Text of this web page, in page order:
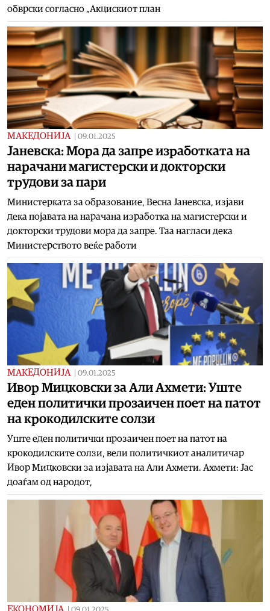
обврски согласно „Акцискиот план
МАКЕДОНИЈА 09.01.2025
Јаневска: Мора да запре изработката на
нарачани магистерски и докторски
трудови за пари
Министерката за образование, Весна Јаневска, изјави
дека појавата на нарачана изработка на магистерски и
докторски трудови мора да запре. Таа нагласи дека
Министерството веќе работи
МАКЕДОНИЈА 09.01.2025
Ивор Мицковски за Али Ахмети: Уште
еден политички прозаичен поет на патот
на крокодилските солзи
Уште еден политички прозаичен поет на патот на
крокодилските солзи, вели политичкиот аналитичар
Ивор Мицковски за изјавата на Али Ахмети. Ахмети: Јас
доаѓам од народот,